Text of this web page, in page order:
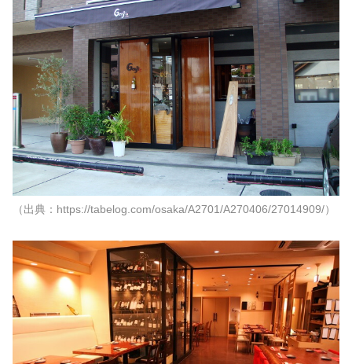
（出典：https://tabelog.com/osaka/A2701/A270406/27014909/）